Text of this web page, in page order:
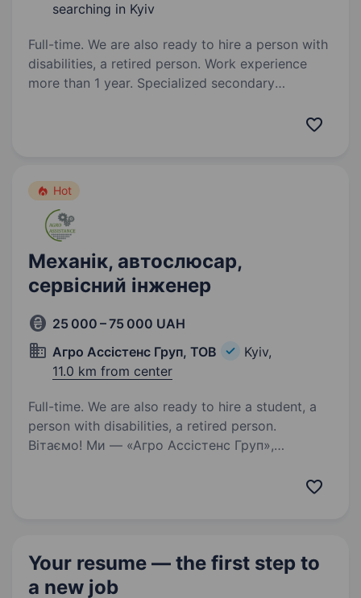
searching in Kyiv
Full-time. We are also ready to hire a person with
disabilities, a retired person. Work experience
more than 1 year. Specialized secondary
запрошує на роботуАвтослюсаря Задачі:
Діагностика та ремонт автомобілів…
Hot
Механік, автослюсар,
сервісний інженер
25 000 – 75 000 UAH
Агро Ассістенс Груп, ТОВ
Kyiv,
11.0 km from center
Full-time. We are also ready to hire a student, a
person with disabilities, a retired person.
Вітаємо! Ми — «Агро Ассістенс Груп»,
Your resume — the first step to
a new job